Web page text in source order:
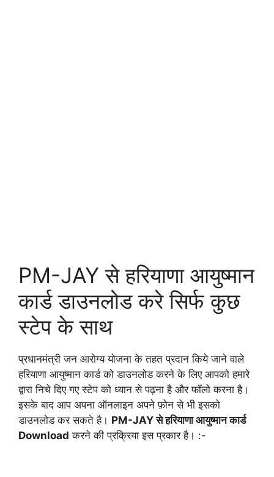
PM-JAY से हरियाणा आयुष्मान
कार्ड डाउनलोड करे सिर्फ कुछ
स्टेप के साथ
प्रधानमंत्री जन आरोग्य योजना के तहत प्रदान किये जाने वाले
हरियाणा आयुष्मान कार्ड को डाउनलोड करने के लिए आपको हमारे
द्वारा निचे दिए गए स्टेप को ध्यान से पढ़ना है और फॉलो करना है।
इसके बाद आप अपना ऑनलाइन अपने फ़ोन से भी इसको
डाउनलोड कर सकते है। PM-JAY से हरियाणा आयुष्मान कार्ड
Download करने की प्रक्रिया इस प्रकार है। :-